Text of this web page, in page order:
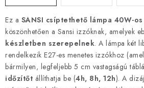
Ez a SANSI csíptethető lámpa 40W-os
köszönhetően a Sansi izzóknak, amelyek
készletben szerepelnek. A lámpa két
rendelkezik E27-es menetes izzókhoz
bármilyen, legfeljebb 5 cm vastagságú
időzítőt állíthatja be (4h, 8h, 12h). A